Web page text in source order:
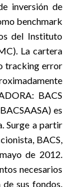
inversión de
benchmark
del Instituto
La cartera
tracking error
BACS
es
Surge a partir
BACS,
de 2012.
necesarios
sus fondos.